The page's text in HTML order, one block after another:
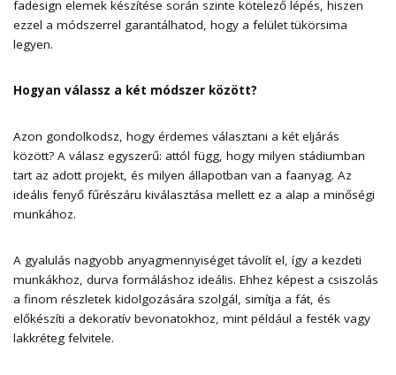
fadesign elemek készítése során szinte kötelező lépés, hiszen
ezzel a módszerrel garantálhatod, hogy a felület tükörsima
legyen.
Hogyan válassz a két módszer között?
Azon gondolkodsz, hogy érdemes választani a két eljárás
között? A válasz egyszerű: attól függ, hogy milyen stádiumban
tart az adott projekt, és milyen állapotban van a faanyag. Az
ideális fenyő fűrészáru kiválasztása mellett ez a alap a minőségi
munkához.
A gyalulás nagyobb anyagmennyiséget távolít el, így a kezdeti
munkákhoz, durva formáláshoz ideális. Ehhez képest a csiszolás
a finom részletek kidolgozására szolgál, simítja a fát, és
előkészíti a dekoratív bevonatokhoz, mint például a festék vagy
lakkréteg felvitele.